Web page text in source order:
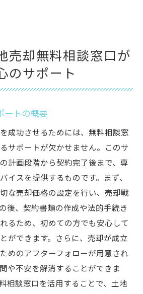
売却無料相談窓口が
のサポート
ートの概要
成功させるためには、無料相談窓
サポートが欠かせません。このサ
計画段階から契約完了後まで、専
イスを提供するものです。まず、
な売却価格の設定を行い、売却戦
後、契約書類の作成や法的手続き
るため、初めての方でも安心して
ができます。さらに、売却が成立
めのアフターフォローが用意され
や不安を解消することができま
相談窓口を活用することで、土地